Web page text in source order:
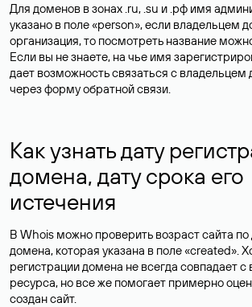
Для доменов в зонах .ru, .su и .рф имя
указано в поле «person», если владельцем
организация, то посмотреть название
Если вы не знаете, на чье имя
дает возможность связаться с
через форму обратной связи.
Как узнать дату
домена, дату срока его
истечения
В Whois можно проверить возраст сайта по
домена, которая указана в поле «created».
регистрации домена не всегда совпадает с
ресурса, но все же помогает примерно
создан сайт.